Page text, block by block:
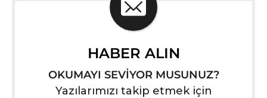
HABER ALIN
OKUMAYI SEVİYOR MUSUNUZ?
Yazılarımızı takip etmek için